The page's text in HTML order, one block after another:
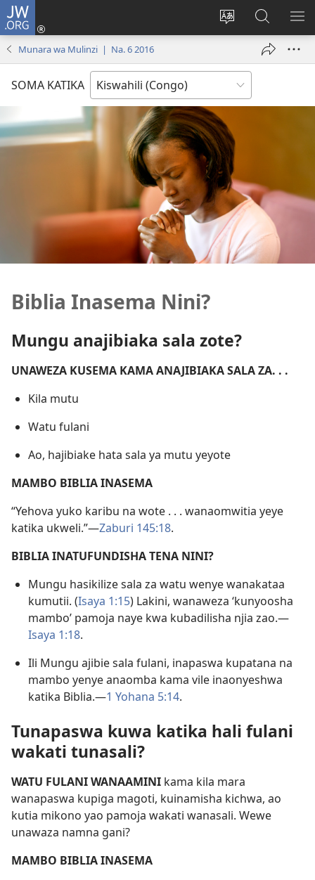
JW.ORG
Badili
adresi
Ingia
(opens
Tafuta
ku
JW.ORG
Munara wa Mulinzi | Na. 6 2016
SOMA KATIKA
Biblia Inasema Nini?
Mungu anajibiaka sala zote?
UNAWEZA KUSEMA KAMA ANAJIBIAKA SALA ZA. . .
Kila mutu
Watu fulani
Ao, hajibiake hata sala ya mutu yeyote
MAMBO BIBLIA INASEMA
“Yehova yuko karibu na wote . . . wanaomwitia yeye
katika ukweli.”—Zaburi 145:18.
BIBLIA INATUFUNDISHA TENA NINI?
Mungu hasikilize sala za watu wenye wanakataa
kumutii. (Isaya 1:15) Lakini, wanaweza ‘kunyoosha
mambo’ pamoja naye kwa kubadilisha njia zao.—
Isaya 1:18.
Ili Mungu ajibie sala fulani, inapaswa kupatana na
mambo yenye anaomba kama vile inaonyeshwa
katika Biblia.—1 Yohana 5:14.
Tunapaswa kuwa katika hali fulani
wakati tunasali?
WATU FULANI WANAAMINI kama kila mara
wanapaswa kupiga magoti, kuinamisha kichwa, ao
kutia mikono yao pamoja wakati wanasali. Wewe
unawaza namna gani?
MAMBO BIBLIA INASEMA